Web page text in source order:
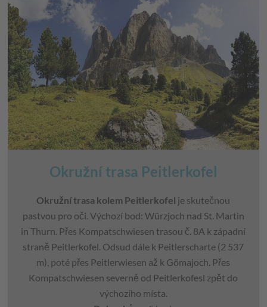
Okružní trasa Peitlerkofel
Okružní trasa kolem Peitlerkofel je skutečnou
pastvou pro oči. Výchozí bod: Würzjoch nad St. Martin
in Thurn. Přes Kompatschwiesen trasou č. 8A k západní
straně Peitlerkofel. Odsud dále k Peitlerscharte (2 537
m), poté přes Peitlerwiesen až k Gömajoch. Přes
Kompatschwiesen severně od Peitlerkofesl zpět do
výchozího místa.